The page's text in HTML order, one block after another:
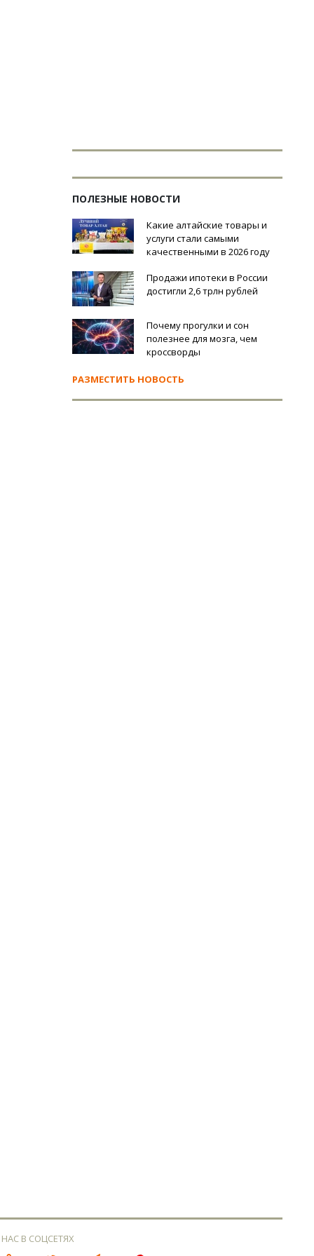
ПОЛЕЗНЫЕ НОВОСТИ
Какие алтайские товары и
услуги стали самыми
качественными в 2026 году
Продажи ипотеки в России
достигли 2,6 трлн рублей
Почему прогулки и сон
полезнее для мозга, чем
кроссворды
РАЗМЕСТИТЬ НОВОСТЬ
В СОЦСЕТЯХ